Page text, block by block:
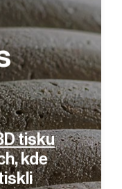
tisku
kde